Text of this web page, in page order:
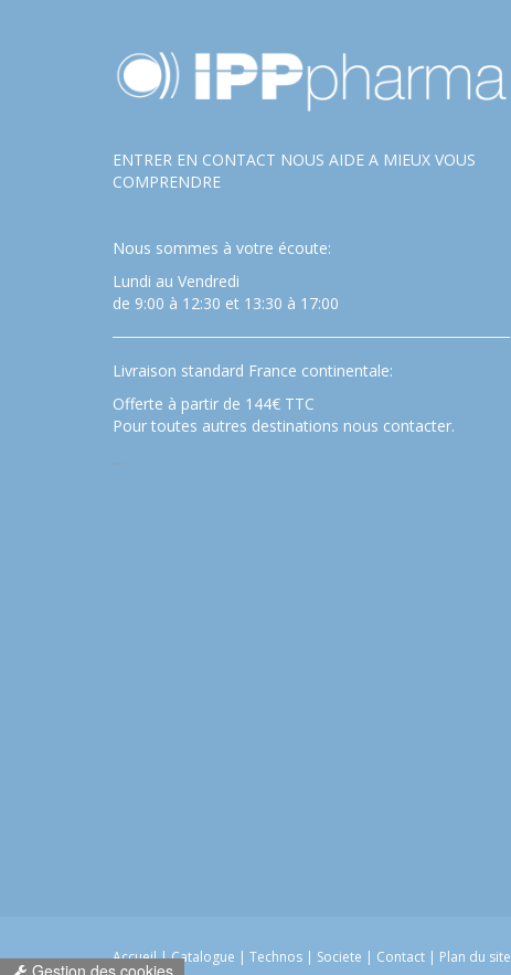
ENTRER EN CONTACT NOUS AIDE A MIEUX VOUS
COMPRENDRE
Nous sommes à votre écoute:
Lundi au Vendredi
de 9:00 à 12:30 et 13:30 à 17:00
Livraison standard France continentale:
Offerte à partir de 144€ TTC
Pour toutes autres destinations nous contacter.
…
Accueil|Catalogue | Technos | Societe | Contact | Plan du site
Gestion des cookies